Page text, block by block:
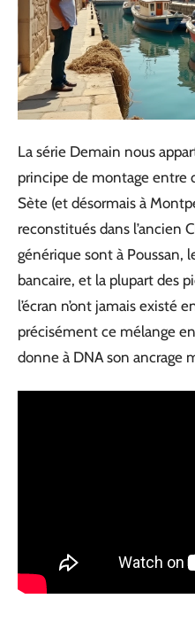
La série Demain nous
principe de montage entre
Sète (et désormais à
reconstitués dans l’ancien
générique sont à Poussan,
bancaire, et la plupart des
l’écran n’ont jamais existé
précisément ce mélange
donne à DNA son ancrage